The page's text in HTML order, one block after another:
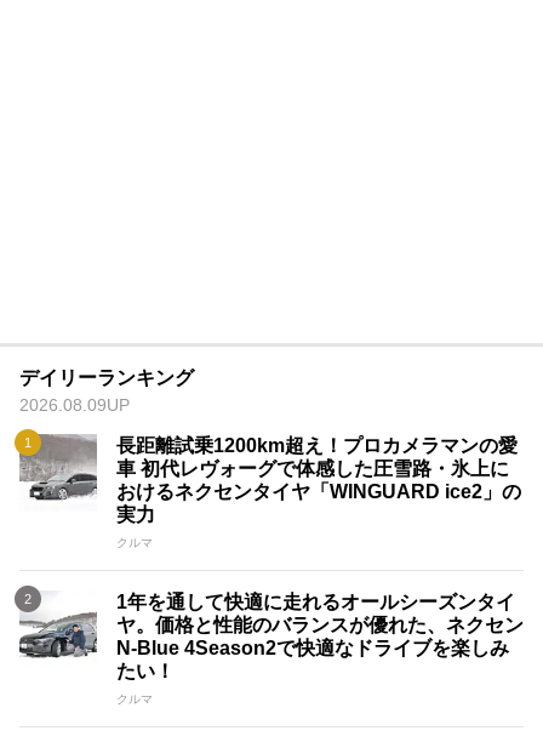
デイリーランキング
2026.08.09UP
長距離試乗1200km超え！プロカメラマンの愛
車 初代レヴォーグで体感した圧雪路・氷上に
おけるネクセンタイヤ「WINGUARD ice2」の
実力
クルマ
1年を通して快適に走れるオールシーズンタイ
ヤ。価格と性能のバランスが優れた、ネクセン
N-Blue 4Season2で快適なドライブを楽しみ
たい！
クルマ